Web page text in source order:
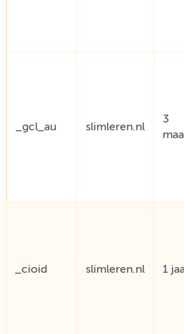
_gcl_au slimleren.nl
3
_cioid slimleren.nl 1